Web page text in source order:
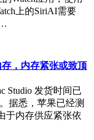
格前杠，配备原厂
探照灯，越野气场
眉，搭配18英寸防
过性。车尾保留经
尺寸与普通版保持
，接近角与
可实时显示车辆侧
，为驾驶者提供全
上的SiriAI需要
，内存紧张或致顶
Studio 发货时间已
据悉，苹果已经测
于内存供应紧张依